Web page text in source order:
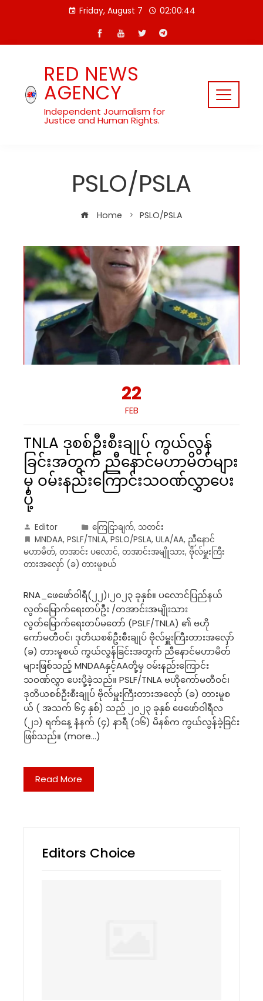
Friday, August 7 02:00:44
RED NEWS
AGENCY
Independent Journalism for
Justice and Human Rights.
PSLO/PSLA
Home PSLO/PSLA
22
FEB
TNLA ဒုစစ်ဦးစီးချုပ် ကွယ်လွန်
ခြင်းအတွက် ညီနောင်မဟာမိတ်များ
မှ ဝမ်းနည်းကြောင်းသဝဏ်လွှာပေး
ပို့
Editor ကြေငြာချက်, သတင်း
MNDAA, PSLF/TNLA, PSLO/PSLA, ULA/AA, ညီနောင်
မဟာမိတ်, တအာင်း ပလောင်, တအာင်းအမျိူသား, ဗိုလ်မှူးကြီး
တားအလှော် (ခ) တားမူစယ်
RNA_ဖေဖော်ဝါရီ(၂၂)၊၂၀၂၃ ခုနှစ်။ ပလောင်ပြည်နယ်
လွတ်မြောက်ရေးတပ်ဦး /တအာင်းအမျိုးသား
လွတ်မြောက်ရေးတပ်မတော် (PSLF/TNLA) ၏ ဗဟို
ကော်မတီဝင်၊ ဒုတိယစစ်ဦးစီးချုပ် ဗိုလ်မှူးကြီးတားအလှော်
(ခ) တားမူစယ် ကွယ်လွန်ခြင်းအတွက် ညီနောင်မဟာမိတ်
များဖြစ်သည့် MNDAAနှင့်AAတို့မှ ဝမ်းနည်းကြောင်း
သဝဏ်လွှာ ပေးပို့ခဲ့သည်။ PSLF/TNLA ဗဟိုကော်မတီဝင်၊
ဒုတိယစစ်ဦးစီးချုပ် ဗိုလ်မှူးကြီးတားအလှော် (ခ) တားမူစ
ယ် ( အသက် ၆၄ နှစ်) သည် ၂၀၂၃ ခုနှစ် ဖေဖော်ဝါရီလ
(၂၁) ရက်နေ့ နံနက် (၄) နာရီ (၁၆) မိနစ်က ကွယ်လွန်ခဲ့ခြင်း
ဖြစ်သည်။ (more…)
Read More
Editors Choice